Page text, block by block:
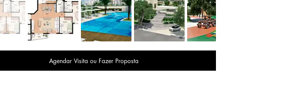
Agendar Visita ou Fazer Proposta